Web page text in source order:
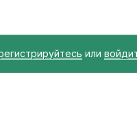
или